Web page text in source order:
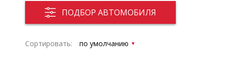
ПОДБОР АВТОМОБИЛЯ
Сортировать: